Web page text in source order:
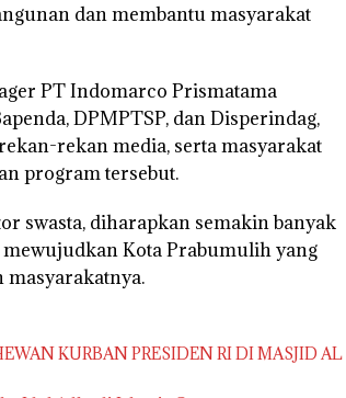
dan membantu masyarakat
PT Indomarco Prismatama
DPMPTSP, dan Disperindag,
rekan media, serta masyarakat
program tersebut.
swasta, diharapkan semakin banyak
Kota Prabumulih yang
masyarakatnya.
KURBAN PRESIDEN RI DI MASJID AL